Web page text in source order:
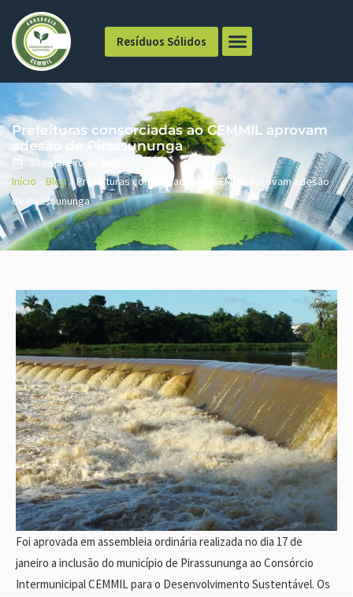
Resíduos Sólidos
Prefeituras consorciadas ao CEMMIL aprovam
adesão de Pirassununga
23 de janeiro de 2024
Início » Blog»Prefeituras consorciadas ao CEMMIL aprovam adesão
de Pirassununga
Foi aprovada em assembleia ordinária realizada no dia 17 de
janeiro a inclusão do município de Pirassununga ao Consórcio
Intermunicipal CEMMIL para o Desenvolvimento Sustentável. Os